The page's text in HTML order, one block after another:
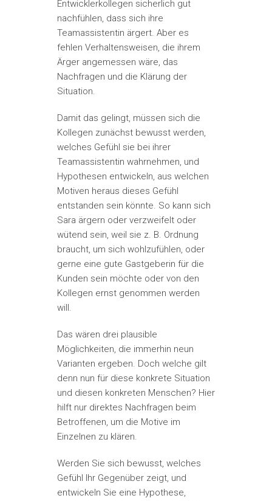
Entwicklerkollegen sicherlich gut
nachfühlen, dass sich ihre
Teamassistentin ärgert. Aber es
fehlen Verhaltensweisen, die ihrem
Ärger angemessen wäre, das
Nachfragen und die Klärung der
Situation.
Damit das gelingt, müssen sich die
Kollegen zunächst bewusst werden,
welches Gefühl sie bei ihrer
Teamassistentin wahrnehmen, und
Hypothesen entwickeln, aus welchen
Motiven heraus dieses Gefühl
entstanden sein könnte. So kann sich
Sara ärgern oder verzweifelt oder
wütend sein, weil sie z. B. Ordnung
braucht, um sich wohlzufühlen, oder
gerne eine gute Gastgeberin für die
Kunden sein möchte oder von den
Kollegen ernst genommen werden
will.
Das wären drei plausible
Möglichkeiten, die immerhin neun
Varianten ergeben. Doch welche gilt
denn nun für diese konkrete Situation
und diesen konkreten Menschen? Hier
hilft nur direktes Nachfragen beim
Betroffenen, um die Motive im
Einzelnen zu klären.
Werden Sie sich bewusst, welches
Gefühl Ihr Gegenüber zeigt, und
entwickeln Sie eine Hypothese,